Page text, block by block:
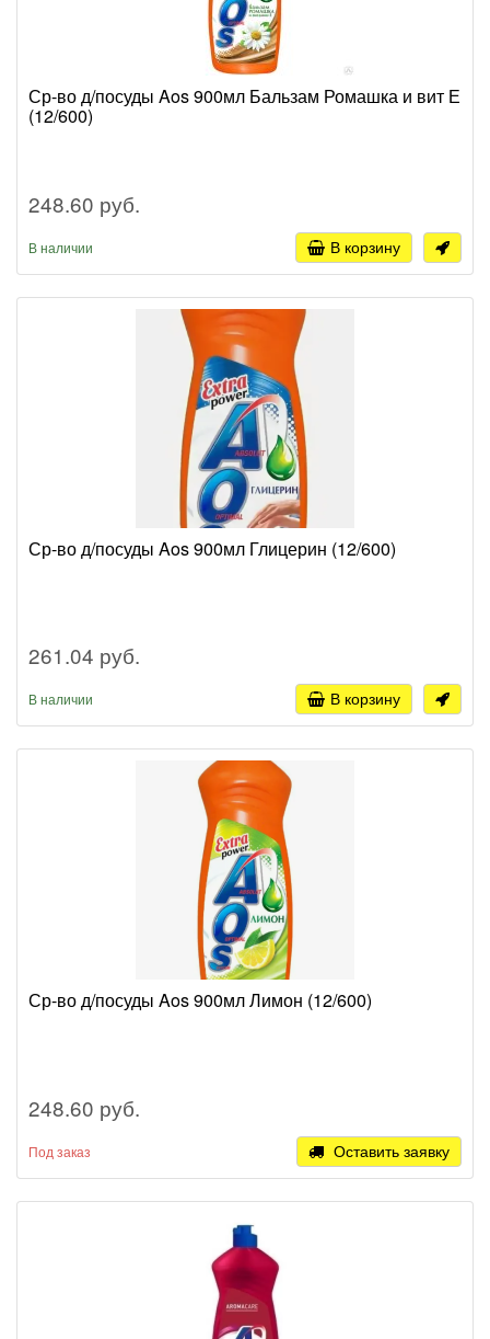
Ср-во д/посуды Aos 900мл Бальзам Ромашка и вит Е
(12/600)
248.60 руб.
В наличии В корзину
Ср-во д/посуды Aos 900мл Глицерин (12/600)
261.04 руб.
В наличии В корзину
Ср-во д/посуды Aos 900мл Лимон (12/600)
248.60 руб.
Под заказ Оставить заявку